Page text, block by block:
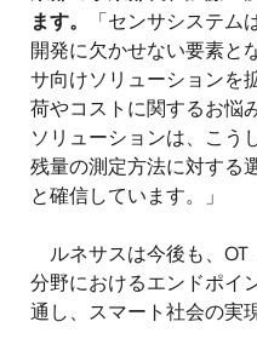
ます。
「センサシステ
開発に欠かせない要素と
サ向けソリューションを
荷やコストに関するお悩
ソリューションは、こう
残量の測定方法に対する
と確信しています。」
ルネサスは今後も、OT
分野におけるエンドポイ
通し、スマート社会の実